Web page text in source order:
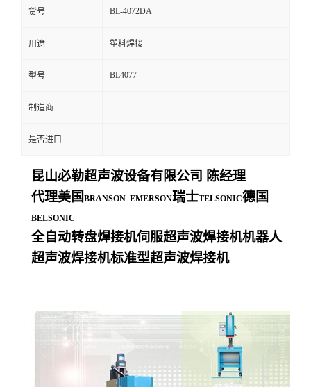
货号 BL-4072DA
用途 塑料焊接
型号 BL4077
制造商
是否进口
昆山必勒超声波设备有限公司
陈经理
代理美国 BRANSON EMERSON瑞士TELSONIC德国
BELSONIC
全自动转盘焊接机伺服超声波焊接机机器人
超声波焊接机标准型超声波焊接机